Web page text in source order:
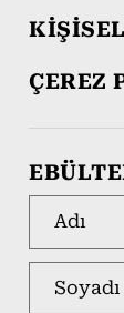
ÇEREZ